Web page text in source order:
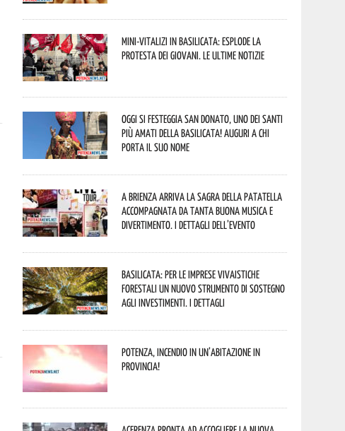
Mini-vitalizi in Basilicata: esplode la
protesta dei giovani. Le ultime notizie
Oggi si festeggia San Donato, uno dei Santi
più amati della Basilicata! Auguri a chi
porta il suo nome
A Brienza arriva la Sagra della Patatella
accompagnata da tanta buona musica e
divertimento. I dettagli dell’evento
Basilicata: per le imprese vivaistiche
forestali un nuovo strumento di sostegno
agli investimenti. I dettagli
Potenza, incendio in un’abitazione in
provincia!